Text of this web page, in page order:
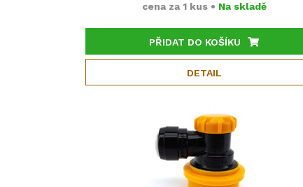
cena za 1 kus • Na skladě
PŘIDAT DO KOŠÍKU
DETAIL